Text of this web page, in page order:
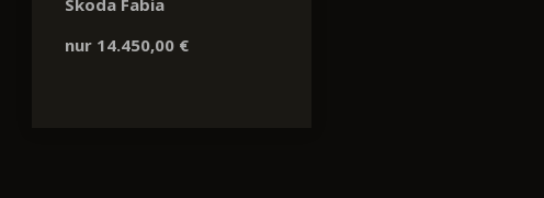
Skoda Fabia
nur 14.450,00 €